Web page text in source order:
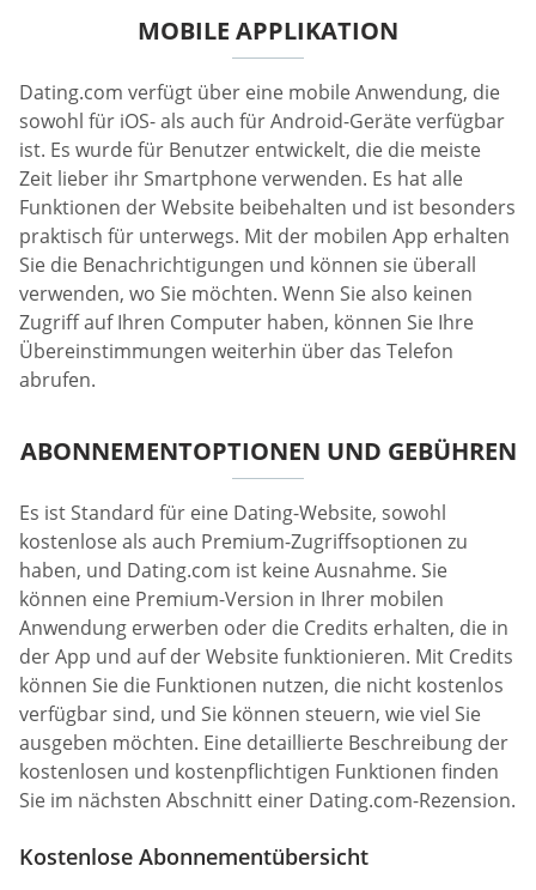
MOBILE APPLIKATION
Dating.com verfügt über eine mobile Anwendung, die
sowohl für iOS- als auch für Android-Geräte verfügbar
ist. Es wurde für Benutzer entwickelt, die die meiste
Zeit lieber ihr Smartphone verwenden. Es hat alle
Funktionen der Website beibehalten und ist besonders
praktisch für unterwegs. Mit der mobilen App erhalten
Sie die Benachrichtigungen und können sie überall
verwenden, wo Sie möchten. Wenn Sie also keinen
Zugriff auf Ihren Computer haben, können Sie Ihre
Übereinstimmungen weiterhin über das Telefon
abrufen.
ABONNEMENTOPTIONEN UND GEBÜHREN
Es ist Standard für eine Dating-Website, sowohl
kostenlose als auch Premium-Zugriffsoptionen zu
haben, und Dating.com ist keine Ausnahme. Sie
können eine Premium-Version in Ihrer mobilen
Anwendung erwerben oder die Credits erhalten, die in
der App und auf der Website funktionieren. Mit Credits
können Sie die Funktionen nutzen, die nicht kostenlos
verfügbar sind, und Sie können steuern, wie viel Sie
ausgeben möchten. Eine detaillierte Beschreibung der
kostenlosen und kostenpflichtigen Funktionen finden
Sie im nächsten Abschnitt einer Dating.com-Rezension.
Kostenlose Abonnementübersicht